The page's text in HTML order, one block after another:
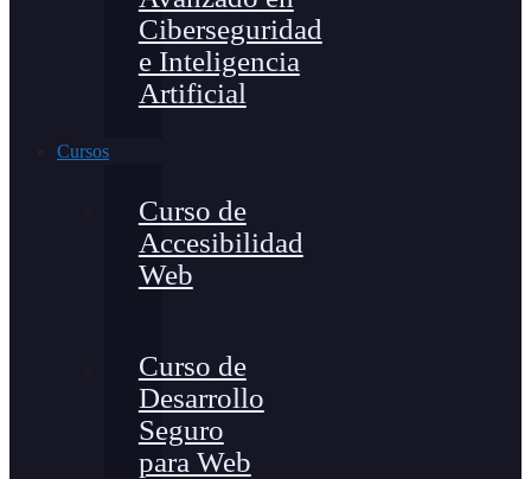
Ciberseguridad
e Inteligencia
Artificial
Cursos
Curso de
Accesibilidad
Web
Curso de
Desarrollo
Seguro
para Web